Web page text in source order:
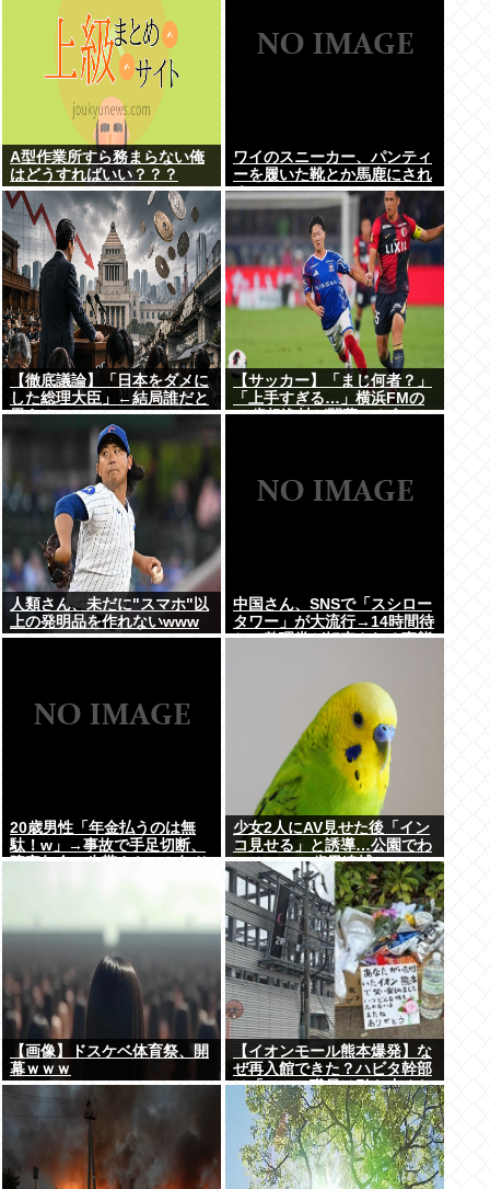
A型作業所すら務まらない俺
はどうすればいい？？？
ワイのスニーカー、パンティ
ーを履いた靴とか馬鹿にされ
る
【徹底議論】「日本をダメに
した総理大臣」←結局誰だと
思う？
【サッカー】「まじ何者？」
「上手すぎる…」横浜FMの
16歳超逸材が開幕Jデビュー
人類さん、未だに"スマホ"以
上の発明品を作れないwww
中国さん、SNSで「スシロー
タワー」が大流行→14時間待
ちで整理券が転売される事態
20歳男性「年金払うのは無
駄！w」→事故で手足切断、
障害年金一生貰えないと知り
少女2人にAV見せた後「イン
コ見せる」と誘導…公園でわ
いせつ 75歳男逮捕
【画像】ドスケベ体育祭、開
幕ｗｗｗ
【イオンモール熊本爆発】な
ぜ再入館できた？ハビタ幹部
は「モール職員は引き止めな
かった」イオン「運用を徹底
できなかった可能性」